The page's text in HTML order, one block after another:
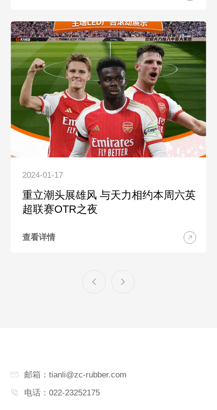
2024-01-17
重立潮头展雄风 与天力相约本周六英
超联赛OTR之夜
查看详情
邮箱：tianli@zc-rubber.com
电话：022-23252175